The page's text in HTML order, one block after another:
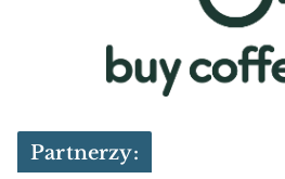
Partnerzy: